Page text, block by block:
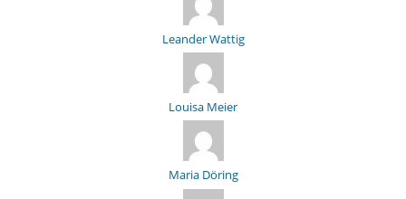
Leander Wattig
Louisa Meier
Maria Döring